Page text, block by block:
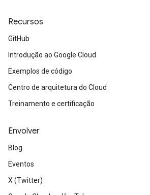
Recursos
GitHub
Introdução ao Google Cloud
Exemplos de código
Centro de arquitetura do Cloud
Treinamento e certificação
Envolver
Blog
Eventos
X (Twitter)